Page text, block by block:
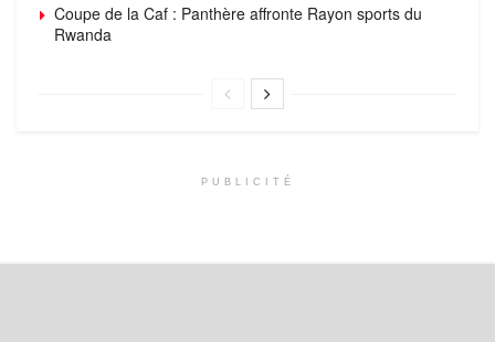
Coupe de la Caf : Panthère affronte Rayon sports du
Rwanda
PUBLICITÉ